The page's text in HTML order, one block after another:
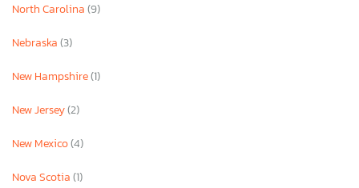
North Carolina(9)
Nebraska(3)
New Hampshire(1)
New Jersey(2)
New Mexico(4)
Nova Scotia(1)